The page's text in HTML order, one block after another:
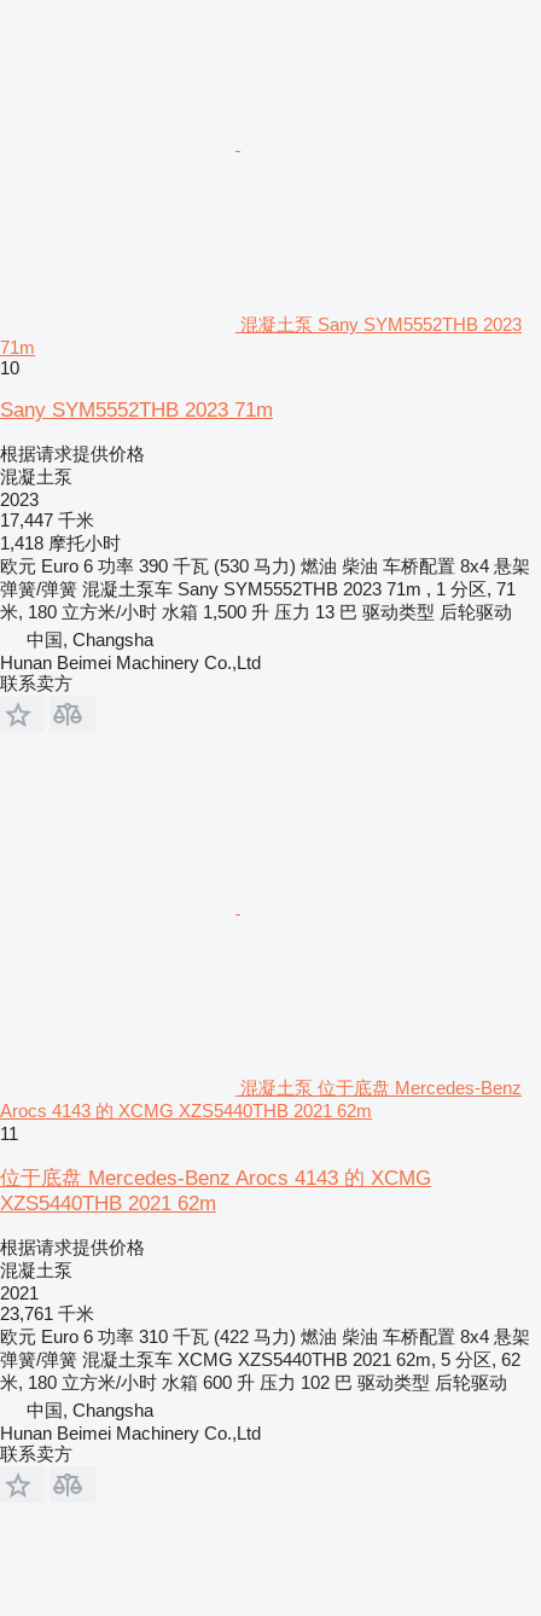
混凝土泵 Sany SYM5552THB 2023
71m
10
Sany SYM5552THB 2023 71m
根据请求提供价格
混凝土泵
2023
17,447 千米
1,418 摩托小时
欧元 Euro 6 功率 390 千瓦 (530 马力) 燃油 柴油 车桥配置 8x4 悬架
弹簧/弹簧 混凝土泵车 Sany SYM5552THB 2023 71m , 1 分区, 71
米, 180 立方米/小时 水箱 1,500 升 压力 13 巴 驱动类型 后轮驱动
中国, Changsha
Hunan Beimei Machinery Co.,Ltd
联系卖方
混凝土泵 位于底盘 Mercedes-Benz
Arocs 4143 的 XCMG XZS5440THB 2021 62m
11
位于底盘 Mercedes-Benz Arocs 4143 的 XCMG
XZS5440THB 2021 62m
根据请求提供价格
混凝土泵
2021
23,761 千米
欧元 Euro 6 功率 310 千瓦 (422 马力) 燃油 柴油 车桥配置 8x4 悬架
弹簧/弹簧 混凝土泵车 XCMG XZS5440THB 2021 62m, 5 分区, 62
米, 180 立方米/小时 水箱 600 升 压力 102 巴 驱动类型 后轮驱动
中国, Changsha
Hunan Beimei Machinery Co.,Ltd
联系卖方